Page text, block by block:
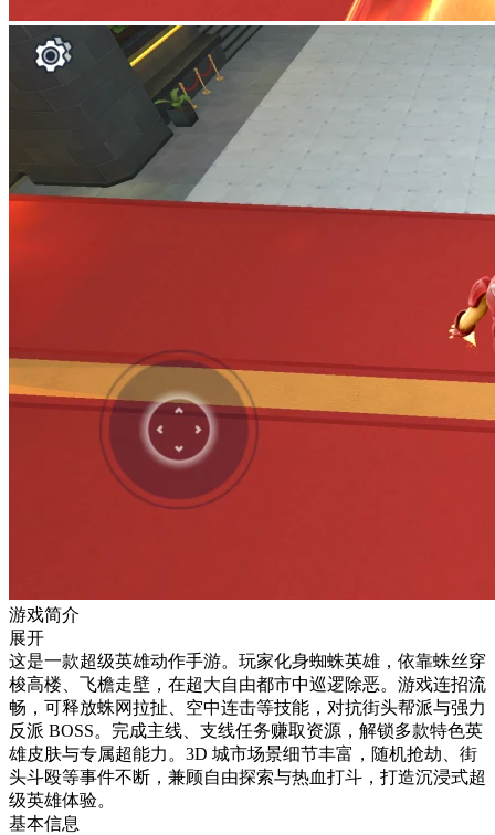
游戏简介
展开
这是一款超级英雄动作手游。玩家化身蜘蛛英雄，依靠蛛丝穿
梭高楼、飞檐走壁，在超大自由都市中巡逻除恶。游戏连招流
畅，可释放蛛网拉扯、空中连击等技能，对抗街头帮派与强力
反派 BOSS。完成主线、支线任务赚取资源，解锁多款特色英
雄皮肤与专属超能力。3D 城市场景细节丰富，随机抢劫、街
头斗殴等事件不断，兼顾自由探索与热血打斗，打造沉浸式超
级英雄体验。
基本信息